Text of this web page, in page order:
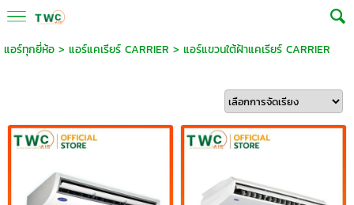
แอร์ทุกยี่ห้อ> แอร์แคเรียร์ CARRIER > แอร์แขวนใต้ฝ้าแคเรียร์ CARRIER